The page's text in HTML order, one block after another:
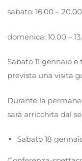
sabato: 16.00 – 20.00
domenica: 10.00 –
Sabato 11 gennaio
prevista una visita
Durante la
sarà arricchita dal
Sabato 18